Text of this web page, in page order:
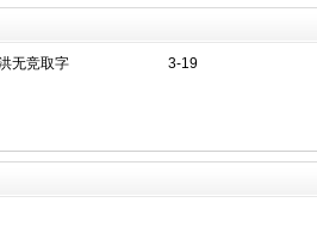
3-19
无竞取字